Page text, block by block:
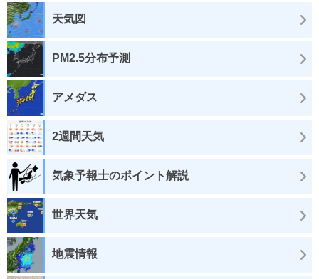
天気図
PM2.5分布予測
アメダス
2週間天気
気象予報士のポイント解説
世界天気
地震情報